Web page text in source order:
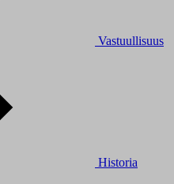
Vastuullisuus
Historia